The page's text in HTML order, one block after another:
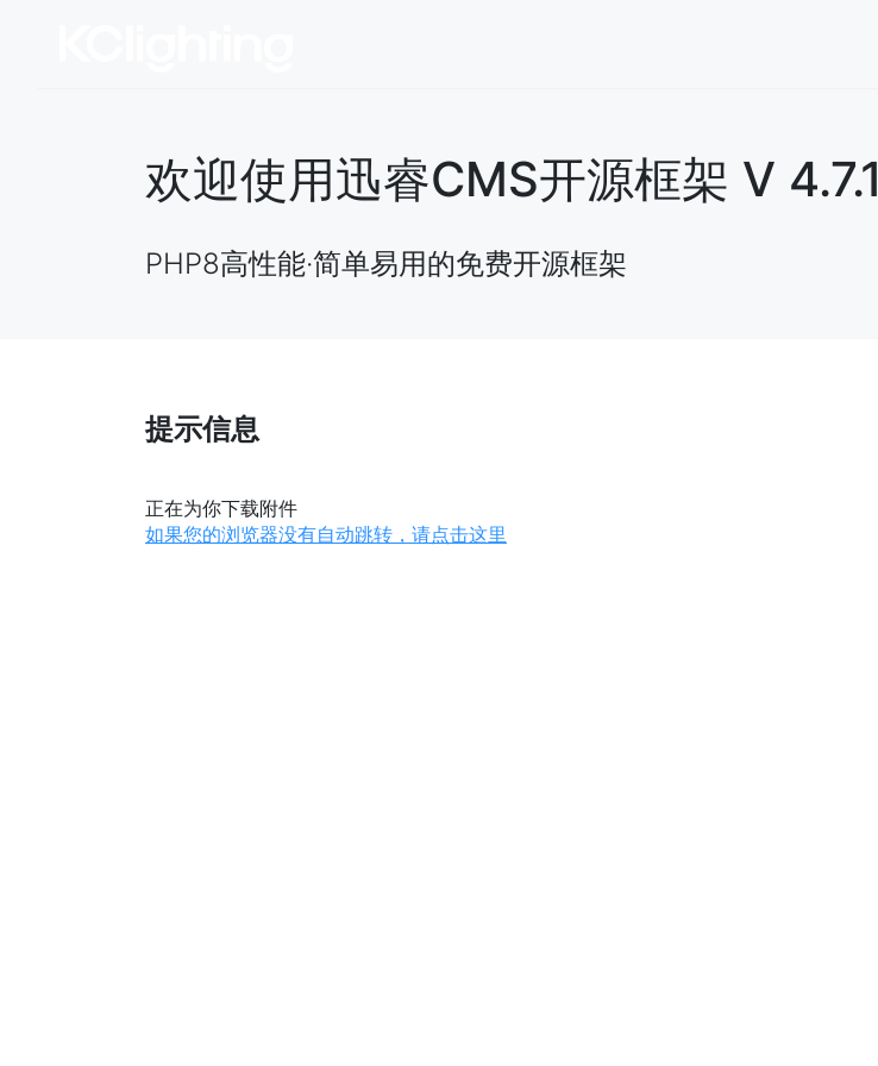
欢迎使用迅睿CMS开源框架 V 4.7.1
PHP8高性能·简单易用的免费开源框架
提示信息
正在为你下载附件
如果您的浏览器没有自动跳转，请点击这里